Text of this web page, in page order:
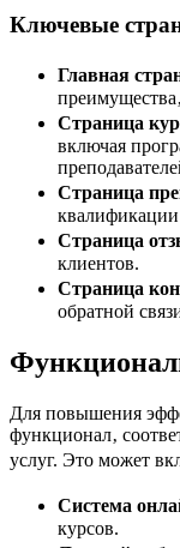
Ключевые
Главная
Страница
включая
Страница
Страница
клиентов.
Страница
обратной
Для повышения
функционал‚
услуг. Это может
Система
курсов.